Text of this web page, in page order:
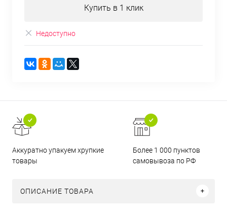
Купить в 1 клик
Недоступно
Аккуратно упакуем хрупкие
товары
Более 1 000 пунктов
самовывоза по РФ
ОПИСАНИЕ ТОВАРА